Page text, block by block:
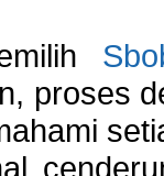
proses